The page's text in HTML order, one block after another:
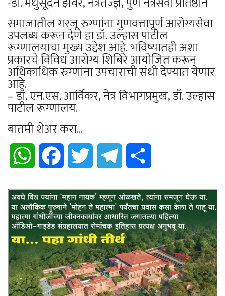
समाजातील गरजू रुग्णांना गुणवत्तापूर्ण आरोग्यसेवा
उपलब्ध करून देणे हा डॉ. उल्हास पाटील
रूग्णालयाचा मुख्य उद्देश आहे. भविष्यातही अशा
प्रकारचे विविध आरोग्य शिबिरे आयोजित करून
अधिकाधिक रुग्णांना उपचाराची संधी देण्यात येणार
आहे.
– डॉ. एन.एस. आर्विकर, नेत्र विभागप्रमुख, डॉ. उल्हास
पाटील रूग्णालय.
बातमी शेअर करा...
WhatsApp Facebook Twitter Telegram